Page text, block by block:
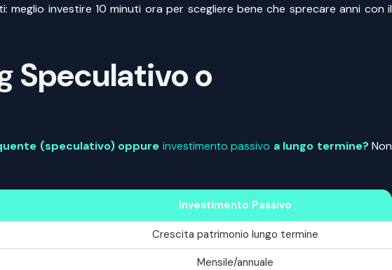
investire 10 minuti ora per scegliere bene che sprecare anni con il
Speculativo o
(speculativo) oppure investimento passivo a lungo termine? Non
Investimento Passivo
Crescita patrimonio lungo termine
Mensile/annuale